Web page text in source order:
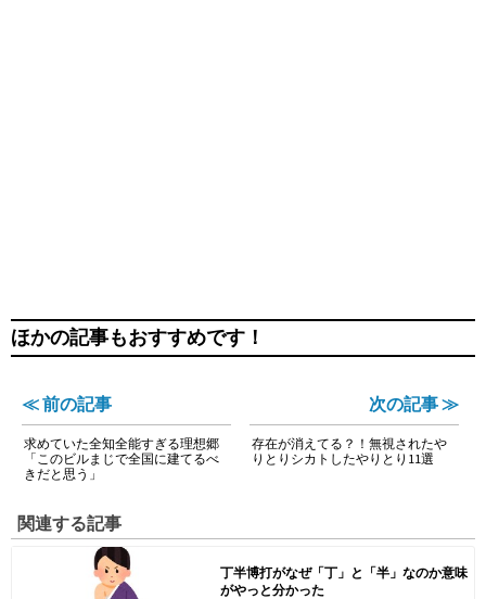
ほかの記事もおすすめです！
≪ 前の記事
求めていた全知全能すぎる理想郷
「このビルまじで全国に建てるべ
きだと思う」
次の記事 ≫
存在が消えてる？！無視されたや
りとりシカトしたやりとり11選
関連する記事
丁半博打がなぜ「丁」と「半」なのか意味
がやっと分かった